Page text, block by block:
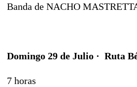
Banda de NACHO
Domingo 29 de Julio · Ruta
7 horas